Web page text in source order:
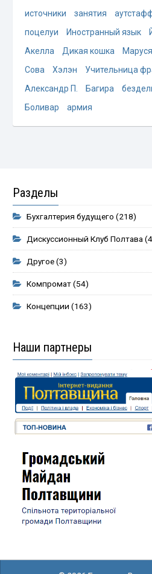
источники
занятия
поцелуи
Иностранный язык
Акелла
Дикая кошка Маруся
Сова
Хэлэн Учительница
Александр П.
Багира
Боливар
армия
Разделы
Бухгалтерия будущего (218)
Дискуссионный Клуб Полтава
Другое(3)
Компромат(54)
Концепции (163)
Наши партнеры